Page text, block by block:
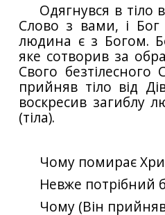
Одягнувся в тіло
Слово з вами, і
людина є з Богом.
яке сотворив за
Свого
прийняв тіло від
воскресив загиблу
(тіла).
Чому помирає
Невже потрібний
Чому (Він